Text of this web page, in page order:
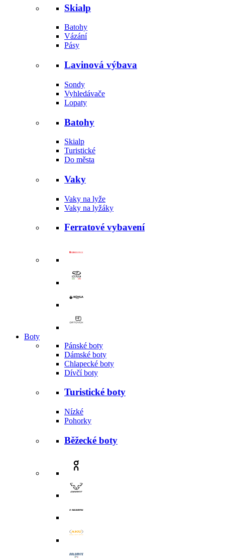
Skialp
Batohy
Vázání
Pásy
Lavinová výbava
Sondy
Vyhledávače
Lopaty
Batohy
Skialp
Turistické
Do města
Vaky
Vaky na lyže
Vaky na lyžáky
Ferratové vybavení
Boty
Pánské boty
Dámské boty
Chlapecké boty
Dívčí boty
Turistické boty
Nízké
Pohorky
Běžecké boty